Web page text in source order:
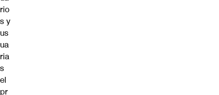
rio
s y
us
ua
ria
s
el
pr